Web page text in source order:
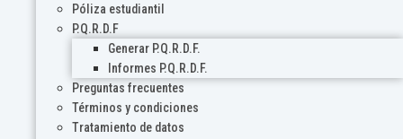
Póliza estudiantil
P.Q.R.D.F
Generar P.Q.R.D.F.
Informes P.Q.R.D.F.
Preguntas frecuentes
Términos y condiciones
Tratamiento de datos